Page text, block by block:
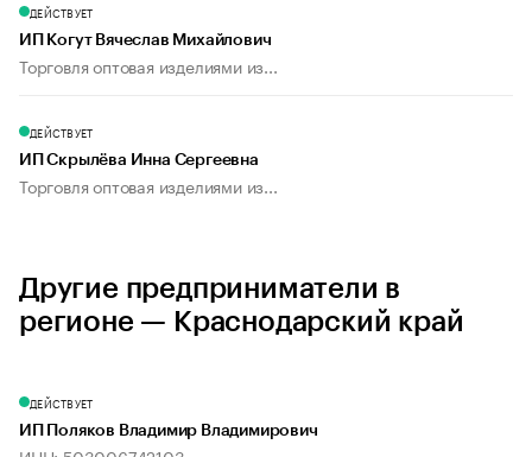
ДЕЙСТВУЕТ
ИП Когут Вячеслав Михайлович
Торговля оптовая изделиями из...
ДЕЙСТВУЕТ
ИП Скрылёва Инна Сергеевна
Торговля оптовая изделиями из...
Другие предприниматели в
регионе — Краснодарский край
ДЕЙСТВУЕТ
ИП Поляков Владимир Владимирович